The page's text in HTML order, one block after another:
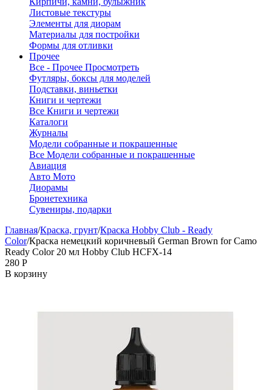
Листовые текстуры
Элементы для диорам
Материалы для постройки
Формы для отливки
Прочее
Все - Прочее Просмотреть
Футляры, боксы для моделей
Подставки, виньетки
Книги и чертежи
Все Книги и чертежи
Каталоги
Журналы
Модели собранные и покрашенные
Все Модели собранные и покрашенные
Авиация
Авто Мото
Диорамы
Бронетехника
Сувениры, подарки
Главная/Краска, грунт/Краска Hobby Club - Ready
Color/Краска немецкий коричневый German Brown for Camo
Ready Color 20 мл Hobby Club HCFX-14
‍280‍ Р
В корзину